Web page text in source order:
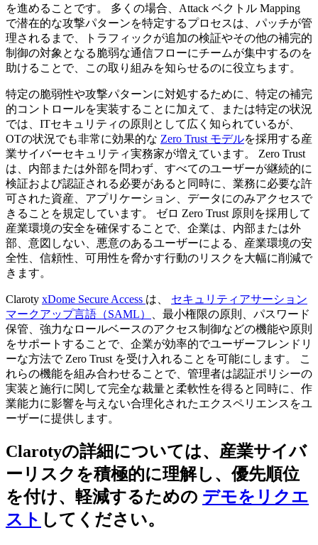
を進めることです。 多くの場合、Attack ベクトル Mapping
で潜在的な攻撃パターンを特定するプロセスは、パッチが管
理されるまで、トラフィックが追加の検証やその他の補完的
制御の対象となる脆弱な通信フローにチームが集中するのを
助けることで、この取り組みを知らせるのに役立ちます。
特定の脆弱性や攻撃パターンに対処するために、特定の補完
的コントロールを実装することに加えて、または特定の状況
では、ITセキュリティの原則として広く知られているが、
OTの状況でも非常に効果的な Zero Trust モデルを採用する産
業サイバーセキュリティ実務家が増えています。 Zero Trust
は、内部または外部を問わず、すべてのユーザーが継続的に
検証および認証される必要があると同時に、業務に必要な許
可された資産、アプリケーション、データにのみアクセスで
きることを規定しています。 ゼロ Zero Trust 原則を採用して
産業環境の安全を確保することで、企業は、内部または外
部、意図しない、悪意のあるユーザーによる、産業環境の安
全性、信頼性、可用性を脅かす行動のリスクを大幅に削減で
きます。
Claroty xDome Secure Access は、 セキュリティアサーション
マークアップ言語（SAML）
、最小権限の原則、パスワード
保管、強力なロールベースのアクセス制御などの機能や原則
をサポートすることで、企業が効率的でユーザーフレンドリ
ーな方法で Zero Trust を受け入れることを可能にします。 こ
れらの機能を組み合わせることで、管理者は認証ポリシーの
実装と施行に関して完全な裁量と柔軟性を得ると同時に、作
業能力に影響を与えない合理化されたエクスペリエンスをユ
ーザーに提供します。
Clarotyの詳細については、産業サイバ
ーリスクを積極的に理解し、優先順位
を付け、軽減するための デモをリクエ
スト してください。